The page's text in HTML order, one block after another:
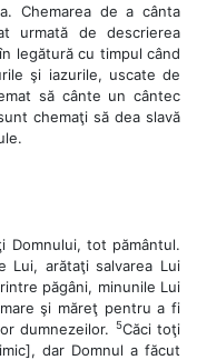
Chemarea de a cânta
urmată de descrierea
legătură cu timpul când
şi iazurile, uscate de
să cânte un cântec
chemaţi să dea slavă
Domnului, tot pământul.
Lui, arătaţi salvarea Lui
păgâni, minunile Lui
şi măreţ pentru a fi
dumnezeilor.
5Căci toţi
dar Domnul a făcut